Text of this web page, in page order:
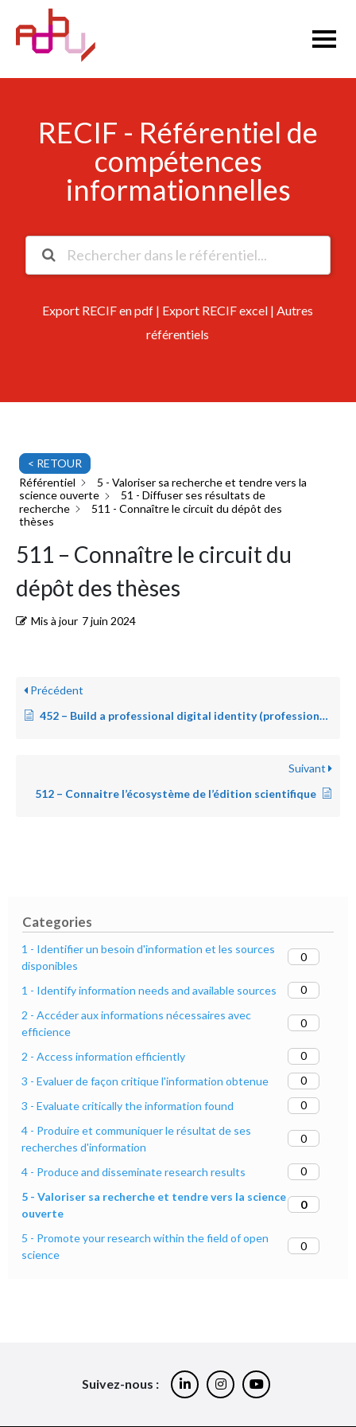
RECIF - Référentiel de
compétences
informationnelles
Export RECIF en pdf | Export RECIF excel |Autres
référentiels
Categories
1 - Identifier un besoin d'information et les sources
disponibles
0
1 - Identify information needs and available sources
0
2 - Accéder aux informations nécessaires avec
efficience
0
2 - Access information efficiently
0
3 - Evaluer de façon critique l'information obtenue
0
3 - Evaluate critically the information found
0
4 - Produire et communiquer le résultat de ses
recherches d'information
0
4 - Produce and disseminate research results
0
5 - Valoriser sa recherche et tendre vers la science
ouverte
0
5 - Promote your research within the field of open
science
0
< RETOUR
Référentiel
5 - Valoriser sa recherche et tendre vers la
science ouverte
51 - Diffuser ses résultats de
recherche
511 - Connaître le circuit du dépôt des
thèses
511 – Connaître le circuit du
dépôt des thèses
Mis à jour 7 juin 2024
Précédent
452 – Build a professional digital identity (professional social networks)
Suivant
512 – Connaitre l’écosystème de l’édition scientifique
Suivez-nous :